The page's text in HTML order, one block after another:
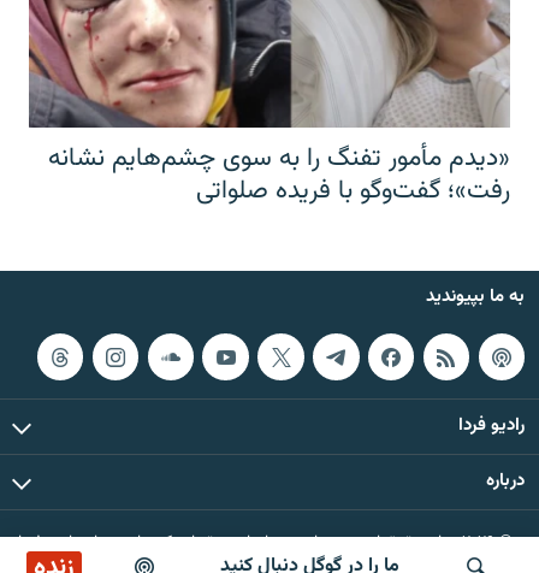
ما را در گوگل دنبال کنید
«دیدم مأمور تفنگ را به سوی چشم‌هایم نشانه
رفت»؛ گفت‌و‌گو با فریده صلواتی
به ما بپیوندید
رادیو فردا
درباره
© ۲۰۲۶ تمام حقوق این وب‌سایت، بر اساس مقررات کپی‌رایت، برای رادیو فردا
محفوظ است.